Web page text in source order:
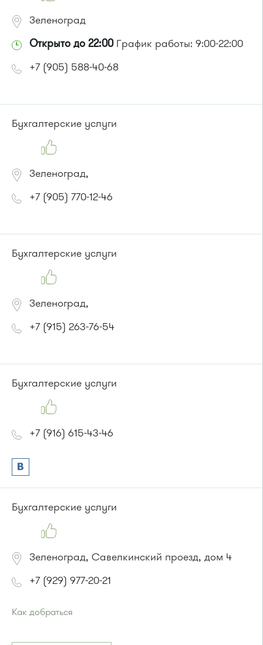
Зеленоград
Открыто до 22:00График работы: 9:00-22:00
+7 (905) 588-40-68
Бухгалтерские услуги
Зеленоград,
+7 (905) 770-12-46
Бухгалтерские услуги
Зеленоград,
+7 (915) 263-76-54
Бухгалтерские услуги
+7 (916) 615-43-46
Бухгалтерские услуги
Зеленоград, Савелкинский проезд, дом 4
+7 (929) 977-20-21
Как добраться